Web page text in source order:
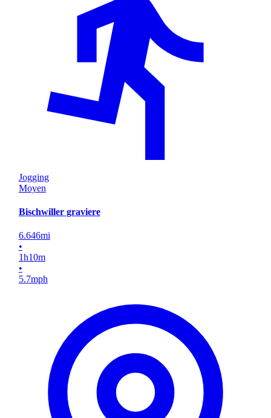
Jogging
Moyen
Bischwiller graviere
6.646mi
•
1h10m
•
5.7mph